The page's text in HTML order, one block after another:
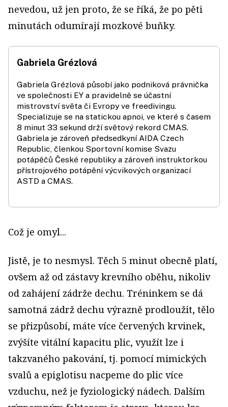
nevedou, už jen proto, že se říká, že po pěti
minutách odumírají mozkové buňky.
Gabriela Grézlová
Gabriela Grézlová působí jako podniková právnička
ve společnosti EY a pravidelně se účastní
mistrovství světa či Evropy ve freedivingu.
Specializuje se na statickou apnoi, ve které s časem
8 minut 33 sekund drží světový rekord CMAS.
Gabriela je zároveň předsedkyní AIDA Czech
Republic, členkou Sportovní komise Svazu
potápěčů České republiky a zároveň instruktorkou
přístrojového potápění výcvikových organizací
ASTD a CMAS.
Což je omyl...
Jistě, je to nesmysl. Těch 5 minut obecně platí,
ovšem až od zástavy krevního oběhu, nikoliv
od zahájení zádrže dechu. Tréninkem se dá
samotná zádrž dechu výrazně prodloužit, tělo
se přizpůsobí, máte více červených krvinek,
zvýšíte vitální kapacitu plic, využít lze i
takzvaného pakování, tj. pomocí mimických
svalů a epiglotisu nacpeme do plic více
vzduchu, než je fyziologický nádech. Dalším